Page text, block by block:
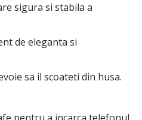
sigura si stabila a
de eleganta si
sa il scoateti din husa.